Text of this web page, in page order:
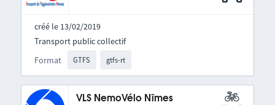
créé le 13/02/2019
Format GTFS gtfs-rt
Transport public collectif
VLS NemoVélo Nîmes